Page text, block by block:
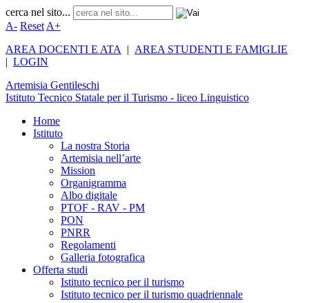
cerca nel sito...
A- Reset A+
AREA DOCENTI E ATA
| AREA STUDENTI E FAMIGLIE
| LOGIN
Artemisia Gentileschi
Istituto Tecnico Statale per il Turismo - liceo Linguistico
Home
Istituto
La nostra Storia
Artemisia nell’arte
Mission
Organigramma
Albo digitale
PTOF - RAV - PM
PON
PNRR
Regolamenti
Galleria fotografica
Offerta studi
Istituto tecnico per il turismo
Istituto tecnico per il turismo quadriennale